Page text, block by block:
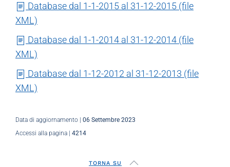
Database dal 1-1-2015 al 31-12-2015 (file
XML)
Database dal 1-1-2014 al 31-12-2014 (file
XML)
Database dal 1-12-2012 al 31-12-2013 (file
XML)
Data di aggiornamento | 06 Settembre 2023
Accessi alla pagina | 4214
TORNA SU